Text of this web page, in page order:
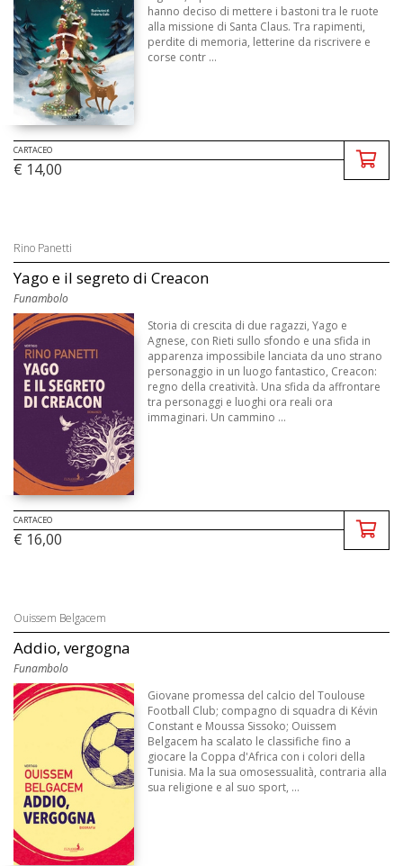
hanno deciso di mettere i bastoni tra le ruote
alla missione di Santa Claus. Tra rapimenti,
perdite di memoria, letterine da riscrivere e
corse contr ...
CARTACEO
€ 14,00
Rino Panetti
Yago e il segreto di Creacon
Funambolo
Storia di crescita di due ragazzi, Yago e
Agnese, con Rieti sullo sfondo e una sfida in
apparenza impossibile lanciata da uno strano
personaggio in un luogo fantastico, Creacon:
regno della creatività. Una sfida da affrontare
tra personaggi e luoghi ora reali ora
immaginari. Un cammino ...
CARTACEO
€ 16,00
Ouissem Belgacem
Addio, vergogna
Funambolo
Giovane promessa del calcio del Toulouse
Football Club; compagno di squadra di Kévin
Constant e Moussa Sissoko; Ouissem
Belgacem ha scalato le classifiche fino a
giocare la Coppa d'Africa con i colori della
Tunisia. Ma la sua omosessualità, contraria alla
sua religione e al suo sport, ...